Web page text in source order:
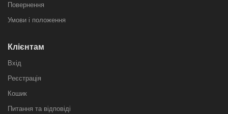
Повернення
Умови і положення
Клієнтам
Вхід
Реєстрація
Кошик
Питання та відповіді